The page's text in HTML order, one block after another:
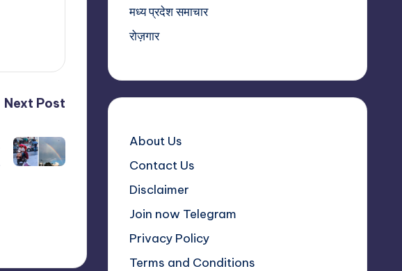
Next Post
मध्य प्रदेश समाचार
रोज़गार
About Us
Contact Us
Disclaimer
Join now Telegram
Privacy Policy
Terms and Conditions